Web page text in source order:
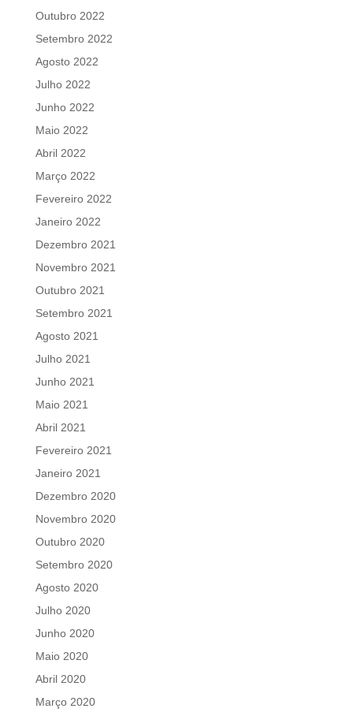
Outubro 2022
Setembro 2022
Agosto 2022
Julho 2022
Junho 2022
Maio 2022
Abril 2022
Março 2022
Fevereiro 2022
Janeiro 2022
Dezembro 2021
Novembro 2021
Outubro 2021
Setembro 2021
Agosto 2021
Julho 2021
Junho 2021
Maio 2021
Abril 2021
Fevereiro 2021
Janeiro 2021
Dezembro 2020
Novembro 2020
Outubro 2020
Setembro 2020
Agosto 2020
Julho 2020
Junho 2020
Maio 2020
Abril 2020
Março 2020